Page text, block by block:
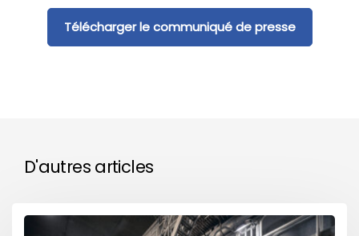
Télécharger le communiqué de presse
D'autres articles